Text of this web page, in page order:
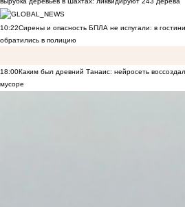
10:22Сирены и опасность БПЛА не испугали: в
обратились в полицию
18:00Каким был древний Танаис: нейросеть
мусоре